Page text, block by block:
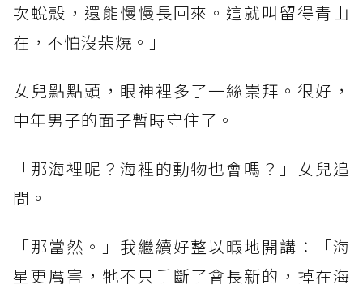
次蛻殼，還能慢慢長回來。這就叫留得青山
在，不怕沒柴燒。」
女兒點點頭，眼神裡多了一絲崇拜。很好，
中年男子的面子暫時守住了。
「那海裡呢？海裡的動物也會嗎？」女兒追
問。
「那當然。」我繼續好整以暇地開講：「海
星更厲害，牠不只手斷了會長新的，掉在海